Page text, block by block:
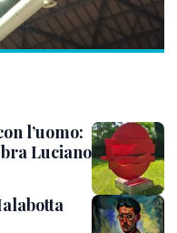
l’uomo:
Luciano